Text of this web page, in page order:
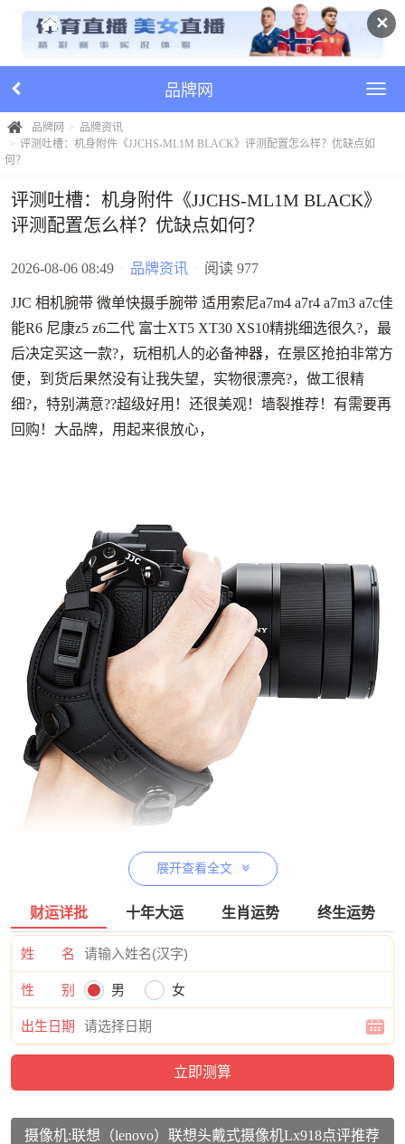
✕
品牌网
品牌网
品牌资讯
评测吐槽：机身附件《JJCHS-ML1M BLACK》评测配置怎么样？优缺点如
何？
评测吐槽：机身附件《JJCHS-ML1M BLACK》
评测配置怎么样？优缺点如何？
2026-08-06 08:49 品牌资讯 阅读 977
JJC 相机腕带 微单快摄手腕带 适用索尼a7m4 a7r4 a7m3 a7c佳
能R6 尼康z5 z6二代 富士XT5 XT30 XS10精挑细选很久?，最
后决定买这一款?，玩相机人的必备神器，在景区抢拍非常方
便，到货后果然没有让我失望，实物很漂亮?，做工很精
细?，特别满意??超级好用！还很美观！墙裂推荐！有需要再
回购！大品牌，用起来很放心，
JJCHS-ML1M BLACK价格参考：
JJC 相机腕带 微单快摄手腕带 适用索尼a7m4 a7r4 a7m3 a7c佳
能R6 尼康z5 z6二代 富士XT5 XT30 XS10活动到手价格128元
【查看最近优惠活动】
JJCHS-ML1M BLACK参数：
品牌：JJC
商品名称：JJCHS-ML1M BLACK
商品毛重：140.00g
展开查看全文
财运详批 十年大运 生肖运势 终生运势
姓 名
性 别 男 女
出生日期
摄像机:联想（lenovo）联想头戴式摄像机Lx918点评推荐